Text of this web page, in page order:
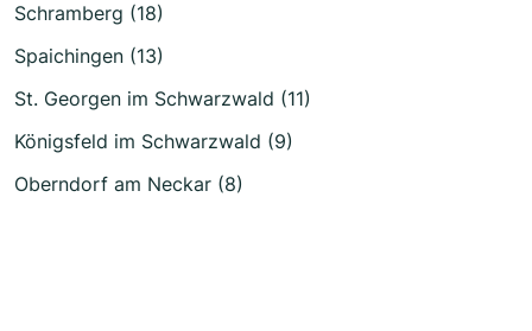
Schramberg (18)
Spaichingen (13)
St. Georgen im Schwarzwald (11)
Königsfeld im Schwarzwald (9)
Oberndorf am Neckar (8)